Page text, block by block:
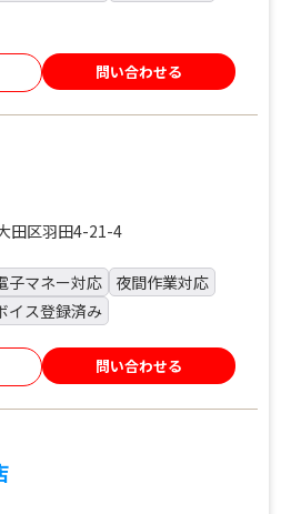
問い合わせる
田区羽田4-21-4
子マネー対応
夜間作業対応
イス登録済み
問い合わせる